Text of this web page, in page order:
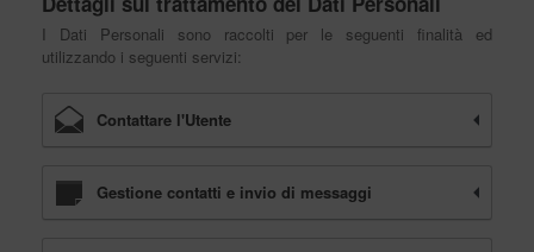
I Dati Personali sono raccolti per le seguenti finalità ed
utilizzando i seguenti servizi:
Contattare l'Utente
Gestione contatti e invio di messaggi